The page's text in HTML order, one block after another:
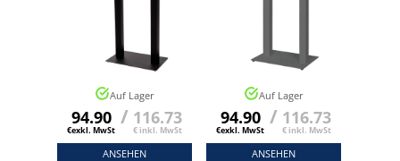
Auf Lager
94.90
€exkl. MwSt
/ 116.73
€ inkl. MwSt
ANSEHEN
Auf Lager
94.90
€exkl. MwSt
/ 116.73
€ inkl. MwSt
ANSEHEN